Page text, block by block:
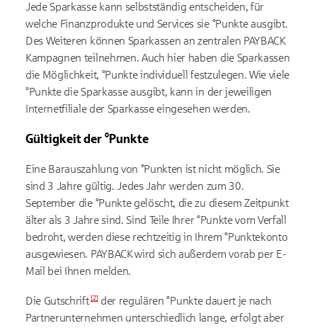
Jede Sparkasse kann selbstständig entscheiden, für
welche Finanzprodukte und Services sie °Punkte ausgibt.
Des Weiteren können Sparkassen an zentralen PAYBACK
Kampagnen teilnehmen. Auch hier haben die Sparkassen
die Möglichkeit, °Punkte individuell festzulegen. Wie viele
°Punkte die Sparkasse ausgibt, kann in der jeweiligen
Internetfiliale der Sparkasse eingesehen werden.
Gültigkeit der °Punkte
Eine Barauszahlung von °Punkten ist nicht möglich. Sie
sind 3 Jahre gültig. Jedes Jahr werden zum 30.
September die °Punkte gelöscht, die zu diesem Zeitpunkt
älter als 3 Jahre sind. Sind Teile Ihrer °Punkte vom Verfall
bedroht, werden diese rechtzeitig in Ihrem °Punktekonto
ausgewiesen. PAYBACK wird sich außerdem vorab per E-
Mail bei Ihnen melden.
Die Gutschrift [2]der regulären °Punkte dauert je nach
Partnerunternehmen unterschiedlich lange, erfolgt aber